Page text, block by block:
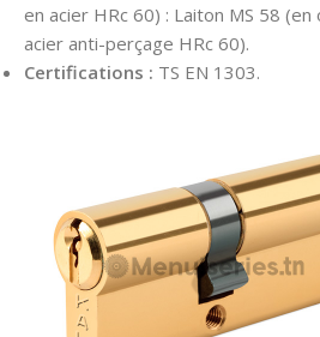
en acier HRc 60) : Laiton MS 58
acier anti-perçage HRc 60).
Certifications : TS EN 1303.